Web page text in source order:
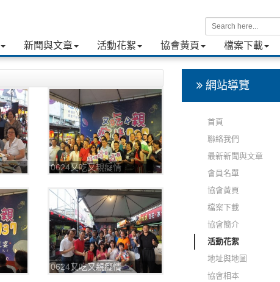
新聞與文章 活動花絮 協會黃頁 檔案下載
0624又吃又親癡情
0624又吃又親癡情
網站導覽
首頁
聯絡我們
最新新聞與文章
會員名單
協會黃頁
檔案下載
協會簡介
活動花絮
地址與地圖
協會相本